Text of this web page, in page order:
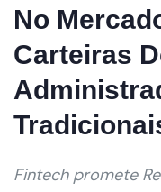
No
Carteiras
Fintech promete